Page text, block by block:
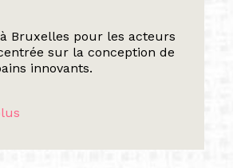
Bruxelles pour les acteurs
sur la conception de
innovants.